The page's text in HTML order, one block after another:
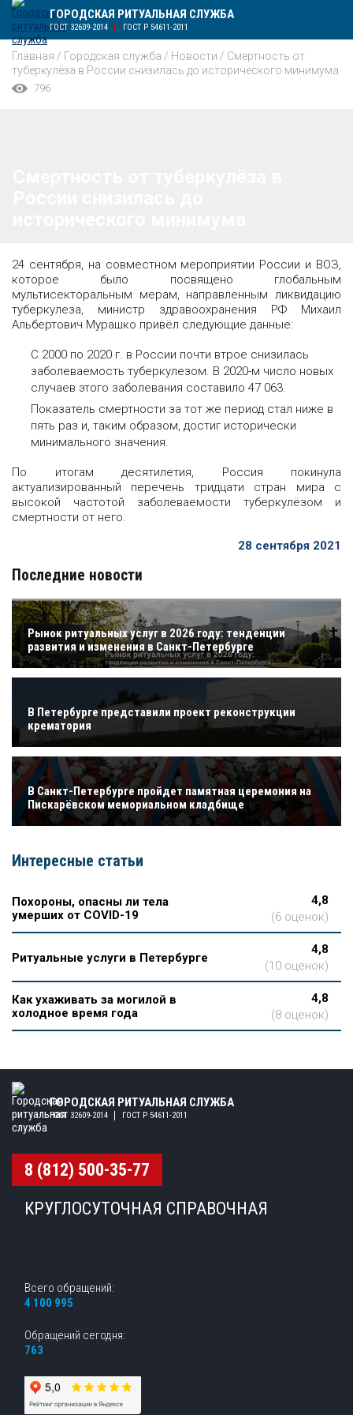
ГОРОДСКАЯ РИТУАЛЬНАЯ СЛУЖБА
ГОСТ 32609-2014 ГОСТ Р 54611-2011
Главная / Городская служба / Новости / Смертность от
туберкулёза в России снизилась до исторического минимума
796
24 сентября, на совместном мероприятии России и ВОЗ,
которое было посвящено глобальным
мультисекторальным мерам, направленным ликвидацию
туберкулеза, министр здравоохранения РФ Михаил
Альбертович Мурашко привёл следующие данные:
С 2000 по 2020 г. в России почти втрое снизилась
заболеваемость туберкулезом. В 2020-м число новых
случаев этого заболевания составило 47 063.
Показатель смертности за тот же период стал ниже в
пять раз и, таким образом, достиг исторически
минимального значения.
По итогам десятилетия, Россия покинула
актуализированный перечень тридцати стран мира с
высокой частотой заболеваемости туберкулёзом и
смертности от него.
28 сентября 2021
Последние новости
Рынок ритуальных услуг в 2026 году: тенденции
развития и изменения в Санкт-Петербурге
В Петербурге представили проект реконструкции
крематория
В Санкт-Петербурге пройдет памятная церемония на
Пискарёвском мемориальном кладбище
Интересные статьи
Похороны, опасны ли тела
умерших от COVID-19
4,8
(6 оценок)
Ритуальные услуги в Петербурге
4,8
(10 оценок)
Как ухаживать за могилой в
холодное время года
4,8
(8 оценок)
ГОРОДСКАЯ РИТУАЛЬНАЯ СЛУЖБА
ГОСТ 32609-2014 ГОСТ Р 54611-2011
8 (812) 500-35-77
КРУГЛОСУТОЧНАЯ СПРАВОЧНАЯ
Всего обращений:
4 100 995
Обращений сегодня:
763